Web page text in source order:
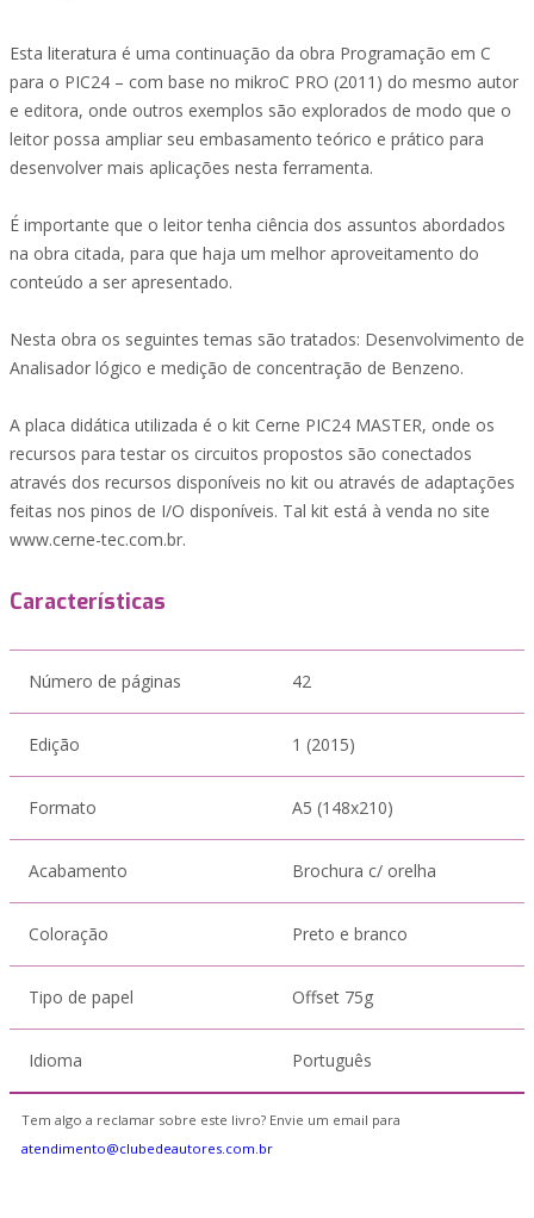
Esta literatura é uma continuação da obra Programação em C
para o PIC24 – com base no mikroC PRO (2011) do mesmo autor
e editora, onde outros exemplos são explorados de modo que o
leitor possa ampliar seu embasamento teórico e prático para
desenvolver mais aplicações nesta ferramenta.
É importante que o leitor tenha ciência dos assuntos abordados
na obra citada, para que haja um melhor aproveitamento do
conteúdo a ser apresentado.
Nesta obra os seguintes temas são tratados: Desenvolvimento de
Analisador lógico e medição de concentração de Benzeno.
A placa didática utilizada é o kit Cerne PIC24 MASTER, onde os
recursos para testar os circuitos propostos são conectados
através dos recursos disponíveis no kit ou através de adaptações
feitas nos pinos de I/O disponíveis. Tal kit está à venda no site
www.cerne-tec.com.br.
Características
Número de páginas 42
Edição 1 (2015)
Formato A5 (148x210)
Acabamento Brochura c/ orelha
Coloração Preto e branco
Tipo de papel Offset 75g
Idioma Português
Tem algo a reclamar sobre este livro? Envie um email para
atendimento@clubedeautores.com.br